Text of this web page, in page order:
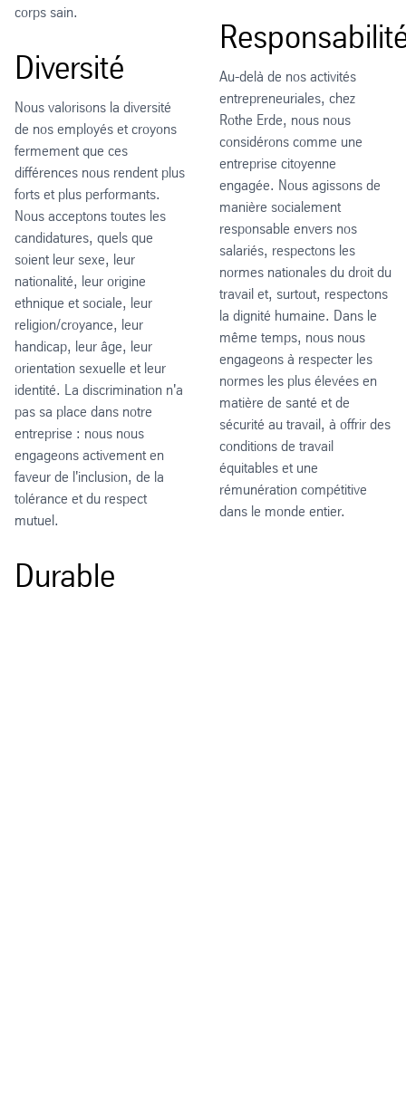
corps sain.
Diversité
Nous valorisons la diversité
de nos employés et croyons
fermement que ces
différences nous rendent plus
forts et plus performants.
Nous acceptons toutes les
candidatures, quels que
soient leur sexe, leur
nationalité, leur origine
ethnique et sociale, leur
religion/croyance, leur
handicap, leur âge, leur
orientation sexuelle et leur
identité. La discrimination n'a
pas sa place dans notre
entreprise : nous nous
engageons activement en
faveur de l'inclusion, de la
tolérance et du respect
mutuel.
Durable
Au-delà de nos activités
entrepreneuriales, chez
Rothe Erde, nous nous
considérons comme une
entreprise citoyenne
engagée. Nous agissons de
manière socialement
responsable envers nos
salariés, respectons les
normes nationales du droit du
travail et, surtout, respectons
la dignité humaine. Dans le
même temps, nous nous
engageons à respecter les
normes les plus élevées en
matière de santé et de
sécurité au travail, à offrir des
conditions de travail
équitables et une
rémunération compétitive
dans le monde entier.